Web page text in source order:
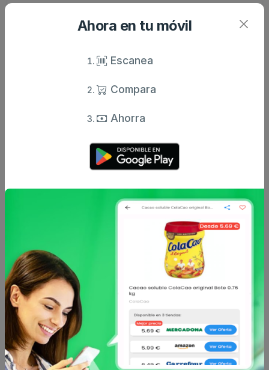
la inflación anual de este producto.
Comparativa con IPC
No hay suficientes datos para la comparativa con
Análisis del año 2026
Transcurrido 59% del año
Este producto ha mantenido un ritmo de inflación
por debajo del IPC general en lo que va de año.
Comentarios
Aún no hay comentarios.
Ahora en tu móvil
Escanea
Compara
Ahorra